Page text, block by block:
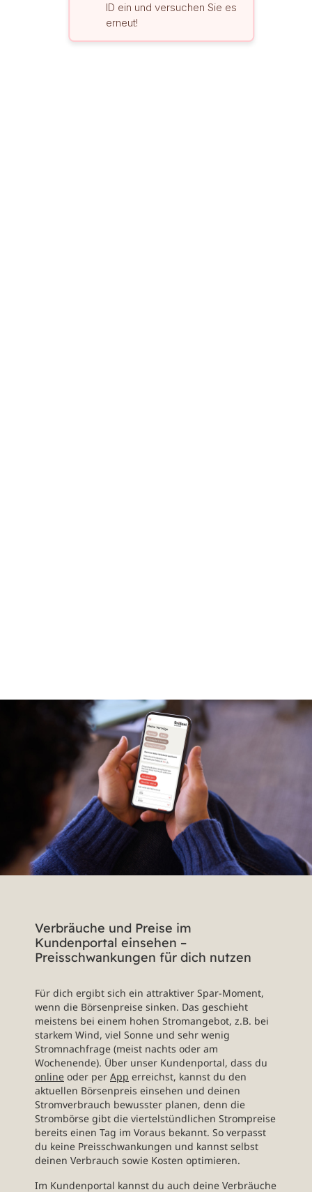
Verbräuche und Preise im
Kundenportal einsehen –
Preisschwankungen für dich nutzen
Für dich ergibt sich ein attraktiver Spar-Moment,
wenn die Börsenpreise sinken. Das geschieht
meistens bei einem hohen Stromangebot, z.B. bei
starkem Wind, viel Sonne und sehr wenig
Stromnachfrage (meist nachts oder am
Wochenende). Über unser Kundenportal, dass du
online oder per App erreichst, kannst du den
aktuellen Börsenpreis einsehen und deinen
Stromverbrauch bewusster planen, denn die
Strombörse gibt die viertelstündlichen Strompreise
bereits einen Tag im Voraus bekannt. So verpasst
du keine Preisschwankungen und kannst selbst
deinen Verbrauch sowie Kosten optimieren.
Im Kundenportal kannst du auch deine Verbräuche